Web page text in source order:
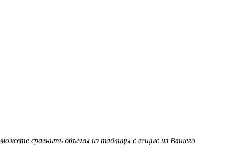
сравнить объемы из таблицы с вещью из Вашего